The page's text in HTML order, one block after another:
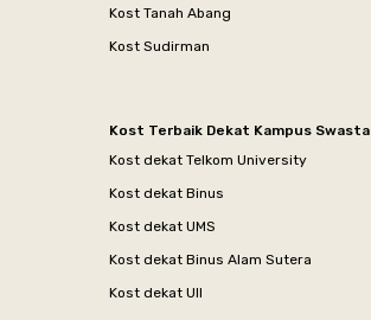
Kost Tanah Abang
Kost Sudirman
Kost Terbaik Dekat Kampus Swasta
Kost dekat Telkom University
Kost dekat Binus
Kost dekat UMS
Kost dekat Binus Alam Sutera
Kost dekat UII